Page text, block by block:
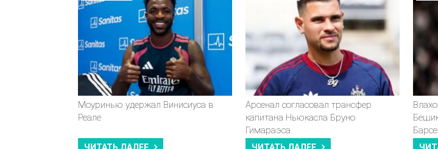
Моуринью удержал Винисиуса в
Реале
Арсенал согласовал трансфер
капитана Ньюкасла Бруно
Гимараэса